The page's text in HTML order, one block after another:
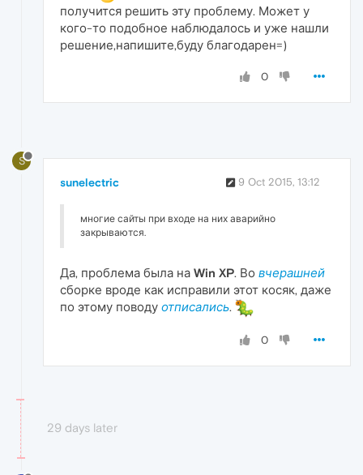
получится решить эту проблему. Может у
кого-то подобное наблюдалось и уже нашли
решение,напишите,буду благодарен=)
0
S
sunelectric 9 Oct 2015, 13:12
многие сайты при входе на них аварийно
закрываются.
Да, проблема была на Win XP. Во вчерашней
сборке вроде как исправили этот косяк, даже
по этому поводу отписались.
0
29 days later